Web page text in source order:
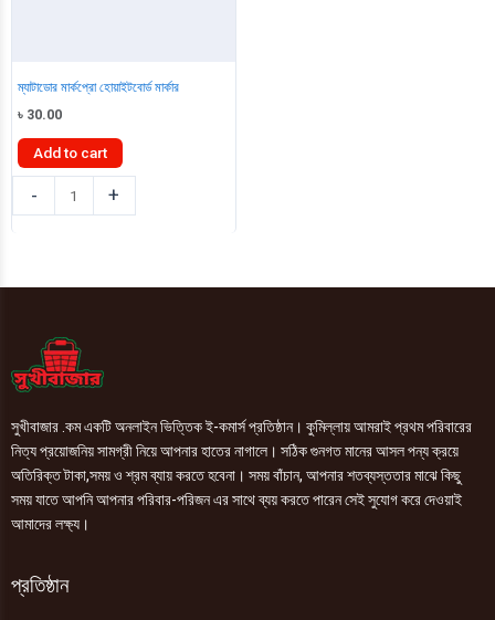
ম্যাটাডোর মার্কপ্রো হোয়াইটবোর্ড মার্কার
৳ 30.00
Add to cart
-
মার্কপ্রো
quantity
+
সুখীবাজার .কম একটি অনলাইন ভিত্তিক ই-কমার্স প্রতিষ্ঠান। কুমিল্লায় আমরাই প্রথম পরিবারের
নিত্য প্রয়োজনিয় সামগ্রী নিয়ে আপনার হাতের নাগালে। সঠিক গুনগত মানের আসল পন্য ক্রয়ে
অতিরিক্ত টাকা,সময় ও শ্রম ব্যায় করতে হবেনা। সময় বাঁচান, আপনার শতব্যস্ততার মাঝে কিছু
সময় যাতে আপনি আপনার পরিবার-পরিজন এর সাথে ব্যয় করতে পারেন সেই সুযোগ করে দেওয়াই
আমাদের লক্ষ্য।
প্রতিষ্ঠান